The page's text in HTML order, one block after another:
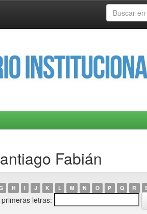
Fabián
H I J K L M N O P Q R
letras: